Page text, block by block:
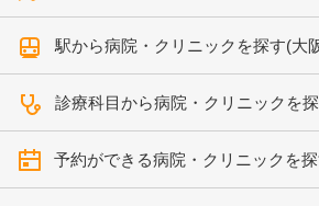
駅から病院・クリニックを探す(大
診療科目から病院・クリニックを
予約ができる病院・クリニックを